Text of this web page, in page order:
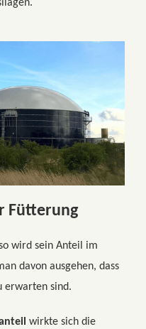
Fütterung
wird sein Anteil im
davon ausgehen, dass
erwarten sind.
wirkte sich die